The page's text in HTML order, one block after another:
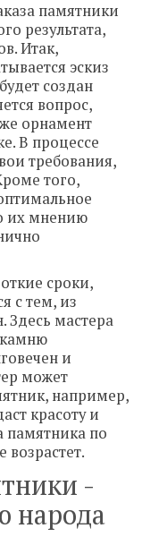
памятники
результата,
Итак,
эскиз
создан
вопрос,
орнамент
В процессе
требования,
того,
их мнению
сроки,
с тем, из
Здесь мастера
камню
и
может
например,
красоту и
памятника по
-
народа